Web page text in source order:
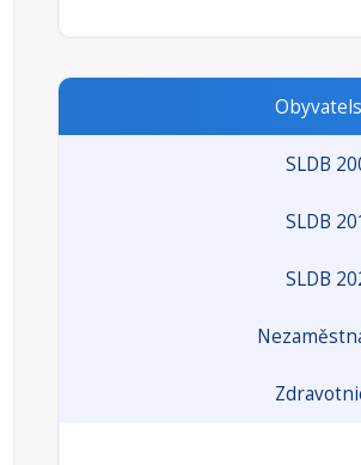
SLDB
SLDB
SLDB